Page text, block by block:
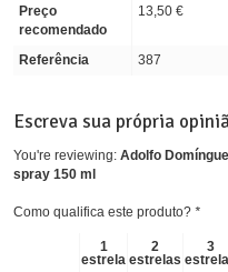
Preço
recomendado
13,50 €
Referência 387
Escreva sua própria
You're reviewing: Adolfo
spray 150 ml
Como qualifica este produto? *
1
estrela
2
estrelas
3